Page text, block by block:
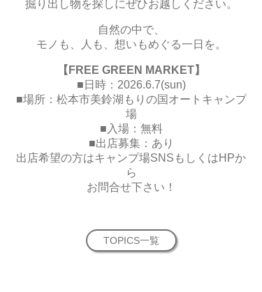
掘り出し物を探しにぜひお越しください。
自然の中で、
モノも、人も、想いもめぐる一日を。
【FREE GREEN MARKET】
■日時：2026.6.7(sun)
■場所：松本市美鈴湖もりの国オートキャンプ
場
■入場：無料
■出店募集：あり
出店希望の方はキャンプ場SNSもしくはHPか
ら
お問合せ下さい！
TOPICS一覧